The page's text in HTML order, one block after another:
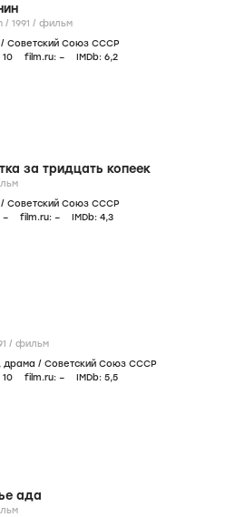
Semyanin / 1991 / фильм
/ Советский Союз СССР
10 film.ru: – IMDb: 6,2
за тридцать копеек
/ Советский Союз СССР
– film.ru: – IMDb: 4,3
/ фильм
драма / Советский Союз СССР
10 film.ru: – IMDb: 5,5
ада